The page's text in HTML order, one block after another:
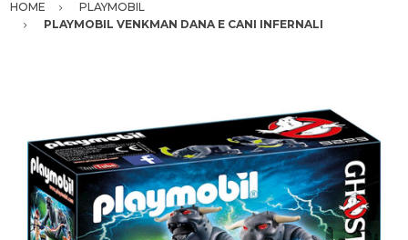
HOME
PLAYMOBIL
PLAYMOBIL VENKMAN DANA E CANI INFERNALI